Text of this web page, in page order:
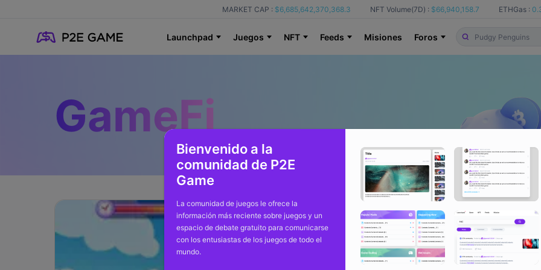
MARKET CAP : $6,685,642,370,368.3 NFT Volume(7D) : $66,940,158.7 ETHGas :
Launchpad Juegos NFT Feeds Misiones Foros
Bienvenido a la
comunidad de P2E
Game
La comunidad de juegos le ofrece la
información más reciente sobre juegos y un
espacio de debate gratuito para comunicarse
con los entusiastas de los juegos de todo el
mundo.
GameFi